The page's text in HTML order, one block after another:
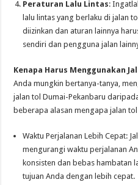
Peraturan Lalu Lintas:
lalu lintas yang berlaku di jalan
diizinkan dan aturan lainnya
sendiri dan pengguna jalan
Kenapa Harus Menggunakan
Anda mungkin bertanya-tanya,
jalan tol Dumai-Pekanbaru
beberapa alasan mengapa jalan
Waktu Perjalanan Lebih Cepat:
mengurangi waktu perjalanan
konsisten dan bebas hambatan
tujuan Anda dengan lebih cepat.